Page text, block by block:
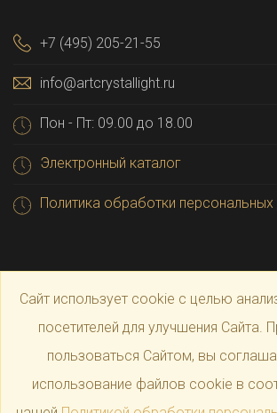
+7 (495) 205-21-55
info@artcrystallight.ru
Пон - Пт: 09.00 до 18.00
Электронный каталог
Политика обработки персональных
Сайт использует cookie с целью
посетителей для улучшения Сайта.
пользоваться Сайтом, вы
использование файлов cookie в